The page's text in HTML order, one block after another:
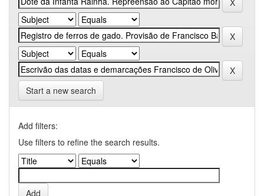
Start a new search
Add filters:
Use filters to refine the search results.